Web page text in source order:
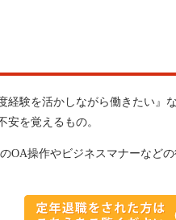
験を活かしながら働きたい』な
を覚えるもの。
OA操作やビジネスマナーなどの